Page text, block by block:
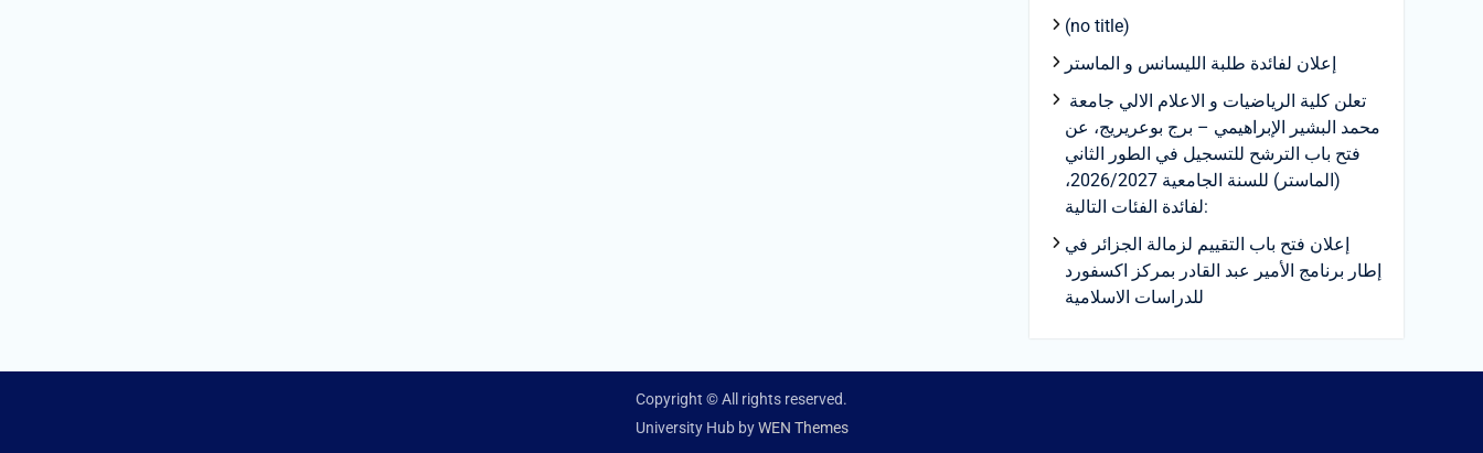
(no title)
إعلان لفائدة طلبة الليسانس و الماستر
محمد البشير الإبراهيمي – برج بوعريريج، عن
فتح باب الترشح للتسجيل في الطور الثاني
(الماستر) للسنة الجامعية 2026/2027،
لفائدة الفئات التالية:
إعلان فتح باب التقييم لزمالة الجزائر في
إطار برنامج الأمير عبد القادر بمركز اكسفورد
للدراسات الاسلامية
Copyright © All rights reserved.
University Hub byWEN Themes